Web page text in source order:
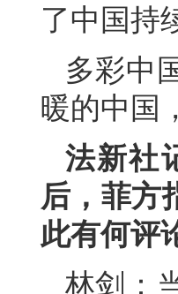
了中国持
多彩中
暖的中国
法新社
后，菲方
此有何评
林剑：